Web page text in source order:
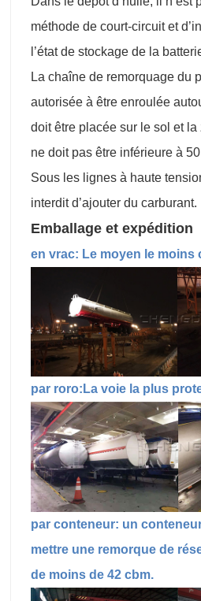
méthode de court-circuit et
l’état de stockage de la
La chaîne de remorquage du
autorisée à être enroulée
doit être placée sur le sol et
ne doit pas être inférieure à
Sous les lignes à haute
interdit d’ajouter du carburant.
Emballage et expédition
en vrac: Le moyen le moins
par roro:La voie la plus
par conteneur: un
mettre une remorque de
de moins de 42 cbm.